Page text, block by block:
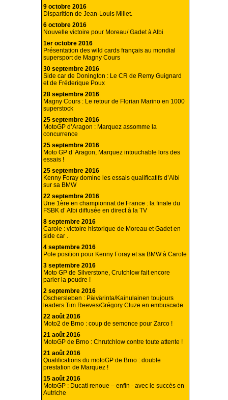
9 octobre 2016
Disparition de Jean-Louis Millet.
6 octobre 2016
Nouvelle victoire pour Moreau/ Gadet à Albi
1er octobre 2016
Présentation des wild cards français au mondial
supersport de Magny Cours
30 septembre 2016
Side car de Donington : Le CR de Remy Guignard
et de Fréderique Poux
28 septembre 2016
Magny Cours : Le retour de Florian Marino en 1000
superstock
25 septembre 2016
MotoGP d’Aragon : Marquez assomme la
concurrence
25 septembre 2016
Moto GP d’ Aragon, Marquez intouchable lors des
essais !
25 septembre 2016
Kenny Foray domine les essais qualificatifs d’Albi
sur sa BMW
22 septembre 2016
Une 1ère en championnat de France : la finale du
FSBK d’ Albi diffusée en direct à la TV
8 septembre 2016
Carole : victoire historique de Moreau et Gadet en
side car .
4 septembre 2016
Pole position pour Kenny Foray et sa BMW à Carole
3 septembre 2016
Moto GP de Silverstone, Crutchlow fait encore
parler la poudre !
2 septembre 2016
Oschersleben : Päivärinta/Kainulainen toujours
leaders Tim Reeves/Grégory Cluze en embuscade
22 août 2016
Moto2 de Brno : coup de semonce pour Zarco !
21 août 2016
MotoGP de Brno : Chrutchlow contre toute attente !
21 août 2016
Qualifications du motoGP de Brno : double
prestation de Marquez !
15 août 2016
MotoGP : Ducati renoue – enfin - avec le succès en
Autriche